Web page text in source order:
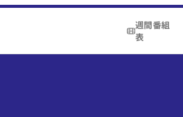
週間番組
表